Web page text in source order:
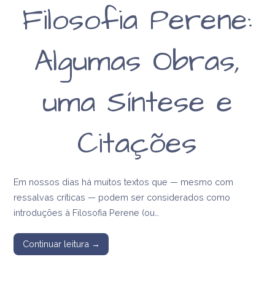
Filosofia Perene:
Algumas Obras,
uma Síntese e
Citações
Em nossos dias há muitos textos que — mesmo com
ressalvas críticas — podem ser considerados como
introduções à Filosofia Perene (ou…
Continuar leitura →